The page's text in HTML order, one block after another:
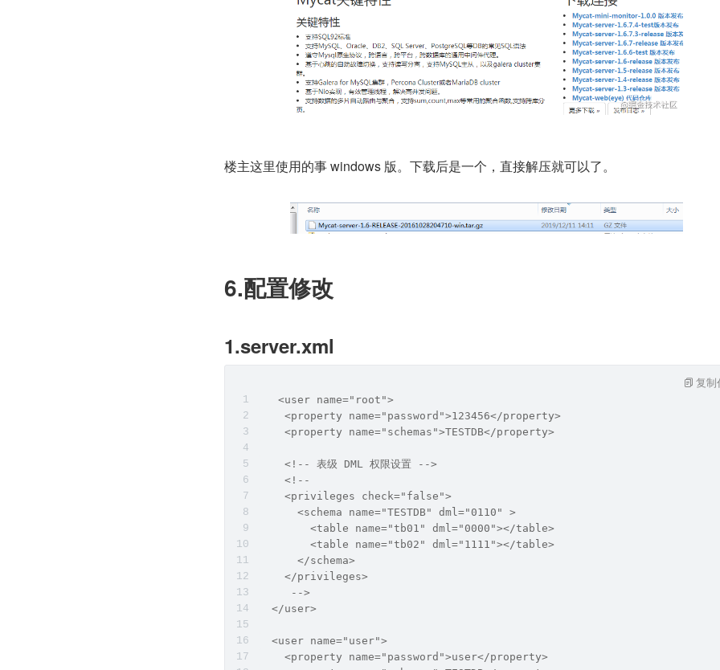
楼主这里使用的事 windows 版。下载后是一个，直接解压就可以了。
6.配置修改
1.server.xml
   <user name="root">
    <property name="password">123456</property>
    <property name="schemas">TESTDB</property>
    <!-- 表级 DML 权限设置 -->
    <!--
    <privileges check="false">
      <schema name="TESTDB" dml="0110" >
        <table name="tb01" dml="0000"></table>
        <table name="tb02" dml="1111"></table>
      </schema>
    </privileges>
     -->
  </user>
  <user name="user">
    <property name="password">user</property>
复制